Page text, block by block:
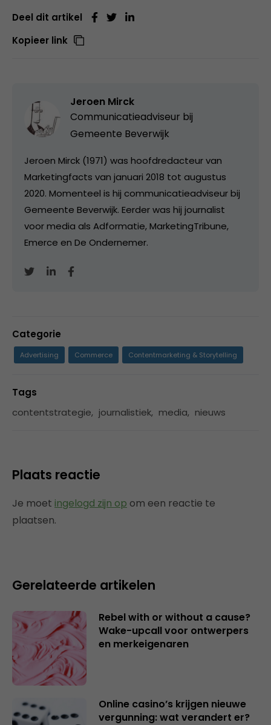
Deel dit artikel
Kopieer link
Jeroen Mirck
Communicatieadviseur bij
Gemeente Beverwijk
Jeroen Mirck (1971) was hoofdredacteur van
Marketingfacts van januari 2018 tot augustus
2020. Momenteel is hij communicatieadviseur bij
Gemeente Beverwijk. Eerder was hij journalist
voor media als Adformatie, MarketingTribune,
Emerce en De Ondernemer.
Categorie
Advertising Commerce Contentmarketing & Storytelling
Tags
contentstrategie, journalistiek, media, nieuws
Plaats reactie
Je moet ingelogd zijn op om een reactie te
plaatsen.
Gerelateerde artikelen
Rebel with or without a cause?
Wake-upcall voor ontwerpers
en merkeigenaren
Online casino’s krijgen nieuwe
vergunning: wat verandert er?